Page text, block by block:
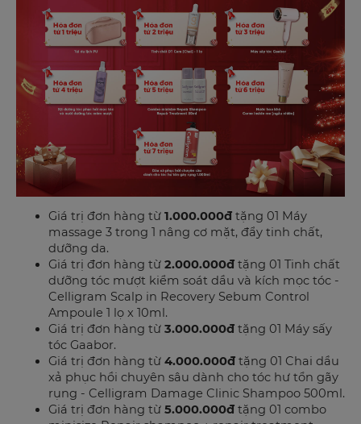
Giá trị đơn hàng từ 1.000.000đ tặng 01 Máy
massage 3 trong 1 nâng cơ mặt, đẩy tinh chất,
dưỡng da.
Giá trị đơn hàng từ 2.000.000đ tặng 01 Tinh chất
dưỡng tóc mượt kiểm soát dầu và kích mọc tóc -
Celligram Scalp in Recovery Sebum Control
Ampoule 1 lọ x 10ml.
Giá trị đơn hàng từ 3.000.000đ tặng 01 Máy sấy
tóc Gaabor.
Giá trị đơn hàng từ 4.000.000đ tặng 01 Chai dầu
xả phục hồi chuyên sâu dành cho tóc hư tổn gãy
rụng - Celligram Damage Clinic Shampoo 500ml.
Giá trị đơn hàng từ 5.000.000đ tặng 01 combo